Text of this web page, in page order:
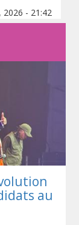
- 21:42
au